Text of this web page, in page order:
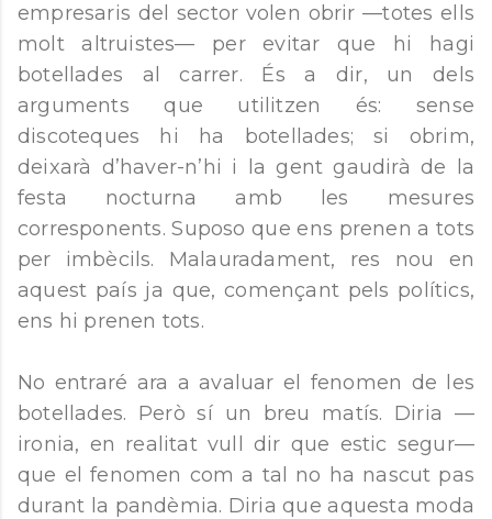
empresaris del sector volen obrir —totes ells
molt altruistes— per evitar que hi hagi
botellades al carrer. És a dir, un dels
arguments que utilitzen és: sense
discoteques hi ha botellades; si obrim,
deixarà d’haver-n’hi i la gent gaudirà de la
festa nocturna amb les mesures
corresponents. Suposo que ens prenen a tots
per imbècils. Malauradament, res nou en
aquest país ja que, començant pels polítics,
ens hi prenen tots.
No entraré ara a avaluar el fenomen de les
botellades. Però sí un breu matís. Diria —
ironia, en realitat vull dir que estic segur—
que el fenomen com a tal no ha nascut pas
durant la pandèmia. Diria que aquesta moda